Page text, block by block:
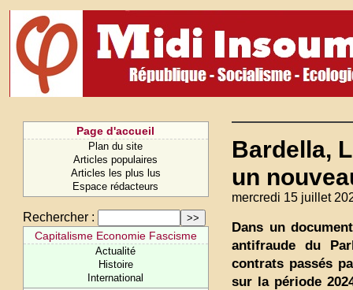
Page d'accueil
Plan du site
Articles populaires
Articles les plus lus
Espace rédacteurs
Rechercher :
Capitalisme Economie Fascisme
Actualité
Histoire
International
Bardella,
un
mercredi 15 juillet
Dans un
antifraude du
contrats passés
sur la période